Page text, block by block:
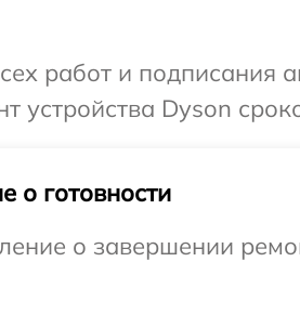
работ и
устройства Dyson
о готовности
о завершении